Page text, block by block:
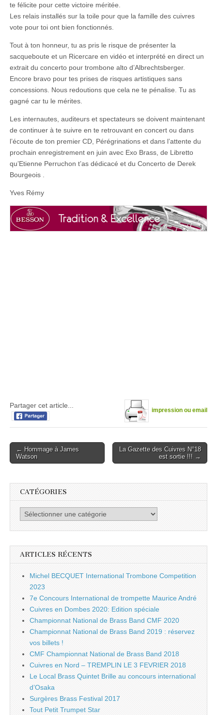
te félicite pour cette victoire méritée.
Les relais installés sur la toile pour que la famille des cuivres
vote pour toi ont bien fonctionnés.
Tout à ton honneur, tu as pris le risque de présenter la
sacqueboute et un Ricercare en vidéo et interprété en direct un
extrait du concerto pour trombone alto d’Albrechtsberger.
Encore bravo pour tes prises de risques artistiques sans
concessions. Nous redoutions que cela ne te pénalise. Tu as
gagné car tu le mérites.
Les internautes, auditeurs et spectateurs se doivent maintenant
de continuer à te suivre en te retrouvant en concert ou dans
l’écoute de ton premier CD, Pérégrinations et dans l’attente du
prochain enregistrement en juin avec Exo Brass, de Libretto
qu’Etienne Perruchon t’as dédicacé et du Concerto de Derek
Bourgeois .
Yves Rémy
impression ou email
Partager cet article...
Post
navigation
← Hommage à James
Watson
La Gazette des Cuivres N°18
est sortie !!! →
CATÉGORIES
Catégories
ARTICLES RÉCENTS
Michel BECQUET International Trombone Competition
2023
7e Concours International de trompette Maurice André
Cuivres en Dombes 2020: Edition spéciale
Championnat National de Brass Band CMF 2020
Championnat National de Brass Band 2019 : réservez
vos billets !
CMF Championnat National de Brass Band 2018
Cuivres en Nord – TREMPLIN LE 3 FEVRIER 2018
Le Local Brass Quintet Brille au concours international
d’Osaka
Surgères Brass Festival 2017
Tout Petit Trumpet Star